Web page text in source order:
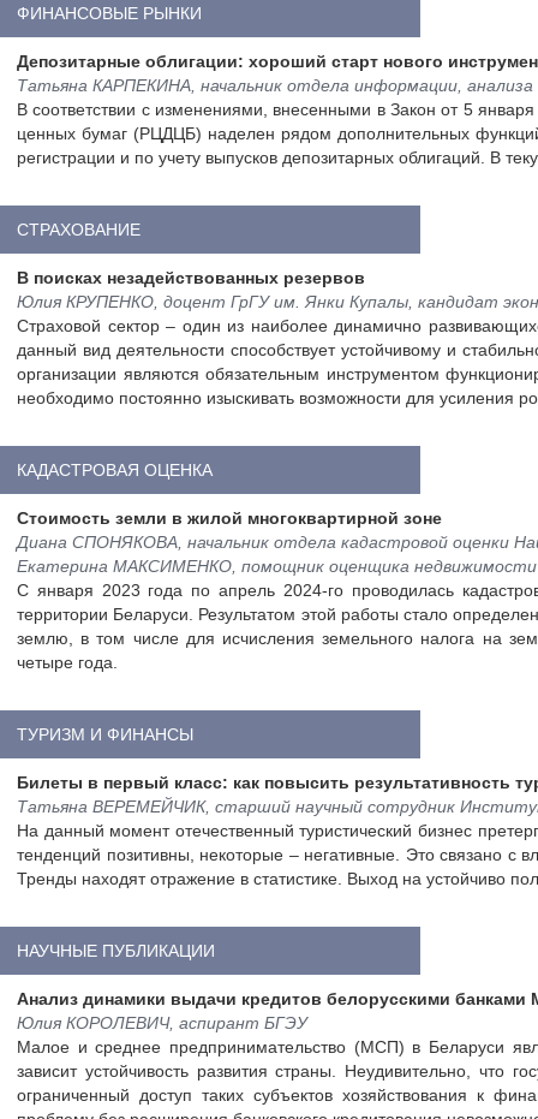
ФИНАНСОВЫЕ РЫНКИ
Депозитарные облигации: хороший старт нового
Татьяна КАРПЕКИНА, начальник отдела информации,
В соответствии с изменениями, внесенными в Закон от 5
ценных бумаг (РЦДЦБ) наделен рядом дополнительных
регистрации и по учету выпусков депозитарных облигаций. В
СТРАХОВАНИЕ
В поисках незадействованных резервов
Юлия КРУПЕНКО, доцент ГрГУ им. Янки Купалы, кандидат
Страховой сектор – один из наиболее динамично
данный вид деятельности способствует устойчивому и
организации являются обязательным инструментом
необходимо постоянно изыскивать возможности для усиления
КАДАСТРОВАЯ ОЦЕНКА
Стоимость земли в жилой многоквартирной зоне
Диана СПОНЯКОВА, начальник отдела кадастровой оценки
Екатерина МАКСИМЕНКО, помощник оценщика недвижимости
С января 2023 года по апрель 2024-го проводилась
территории Беларуси. Результатом этой работы стало
землю, в том числе для исчисления земельного налога на
четыре года.
ТУРИЗМ И ФИНАНСЫ
Билеты в первый класс: как повысить результативность
Татьяна ВЕРЕМЕЙЧИК, старший научный сотрудник
На данный момент отечественный туристический бизнес
тенденций позитивны, некоторые – негативные. Это связано с
Тренды находят отражение в статистике. Выход на устойчиво
НАУЧНЫЕ ПУБЛИКАЦИИ
Анализ динамики выдачи кредитов белорусскими банками
Юлия КОРОЛЕВИЧ, аспирант БГЭУ
Малое и среднее предпринимательство (МСП) в Беларуси
зависит устойчивость развития страны. Неудивительно,
ограниченный доступ таких субъектов хозяйствования к